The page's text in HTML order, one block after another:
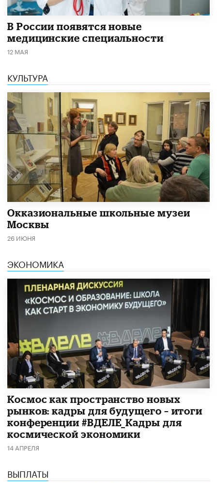
В России появятся новые
медицинские специальности
12 МАЯ
КУЛЬТУРА
​Окказиональные школьные музеи
Москвы
26 ИЮНЯ
ЭКОНОМИКА
Космос как пространство новых
рынков: кадры для будущего – итоги
конференции #ВДЕЛЕ_Кадры для
космической экономики
14 АПРЕЛЯ
ВЫПЛАТЫ